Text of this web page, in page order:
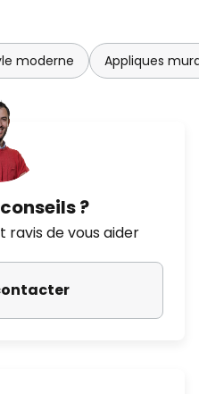
moderne Appliques
?
ravis de vous aider